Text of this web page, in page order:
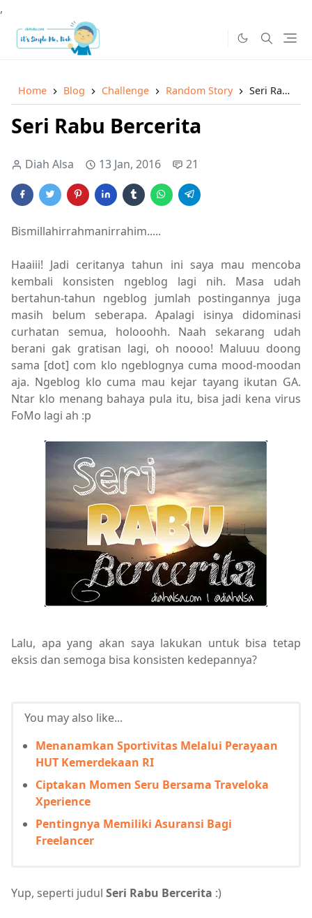
,
Home Blog Challenge Random Story Seri Rabu Bercerita
Seri Rabu Bercerita
Diah Alsa 13 Jan, 2016 21
Bismillahirrahmanirrahim.....
Haaiii! Jadi ceritanya tahun ini saya mau mencoba
kembali konsisten ngeblog lagi nih. Masa udah
bertahun-tahun ngeblog jumlah postingannya juga
masih belum seberapa. Apalagi isinya didominasi
curhatan semua, holooohh. Naah sekarang udah
berani gak gratisan lagi, oh noooo! Maluuu doong
sama [dot] com klo ngeblognya cuma mood-moodan
aja. Ngeblog klo cuma mau kejar tayang ikutan GA.
Ntar klo menang bahaya pula itu, bisa jadi kena virus
FoMo lagi ah :p
Lalu, apa yang akan saya lakukan untuk bisa tetap
eksis dan semoga bisa konsisten kedepannya?
You may also like...
Menanamkan Sportivitas Melalui Perayaan
HUT Kemerdekaan RI
Ciptakan Momen Seru Bersama Traveloka
Xperience
Pentingnya Memiliki Asuransi Bagi
Freelancer
Yup, seperti judul Seri Rabu Bercerita :)